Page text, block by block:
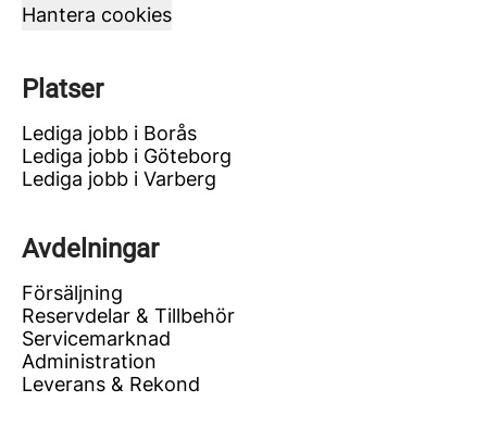
Hantera cookies
Platser
Lediga jobb i Borås
Lediga jobb i Göteborg
Lediga jobb i Varberg
Avdelningar
Försäljning
Reservdelar & Tillbehör
Servicemarknad
Administration
Leverans & Rekond